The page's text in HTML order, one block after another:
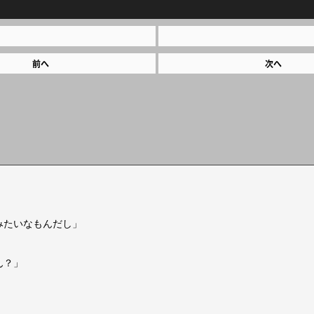
前へ 次へ
いなもんだし」
」